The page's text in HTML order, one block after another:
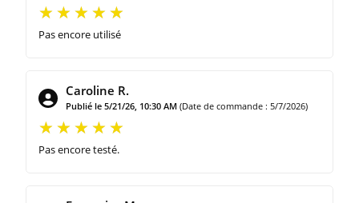
Pas encore utilisé
Caroline R.
Publié le 5/21/26, 10:30 AM (Date de commande : 5/7/2026)
Pas encore testé.